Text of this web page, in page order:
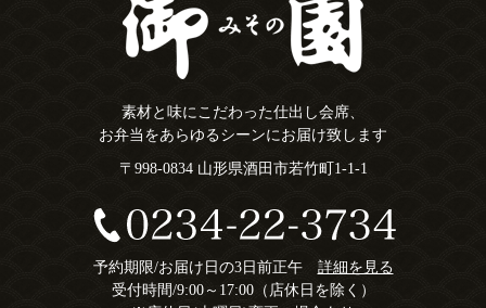
素材と味にこだわった仕出し会席、
お弁当をあらゆるシーンにお届け致します
〒998-0834 山形県酒田市若竹町1-1-1
予約期限/お届け日の3日前正午 詳細を見る
受付時間/9:00～17:00（店休日を除く）